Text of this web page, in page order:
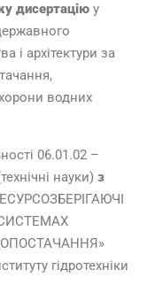
дисертацію у
і архітектури за
водних
06.01.02 –
науки) з
гідротехніки